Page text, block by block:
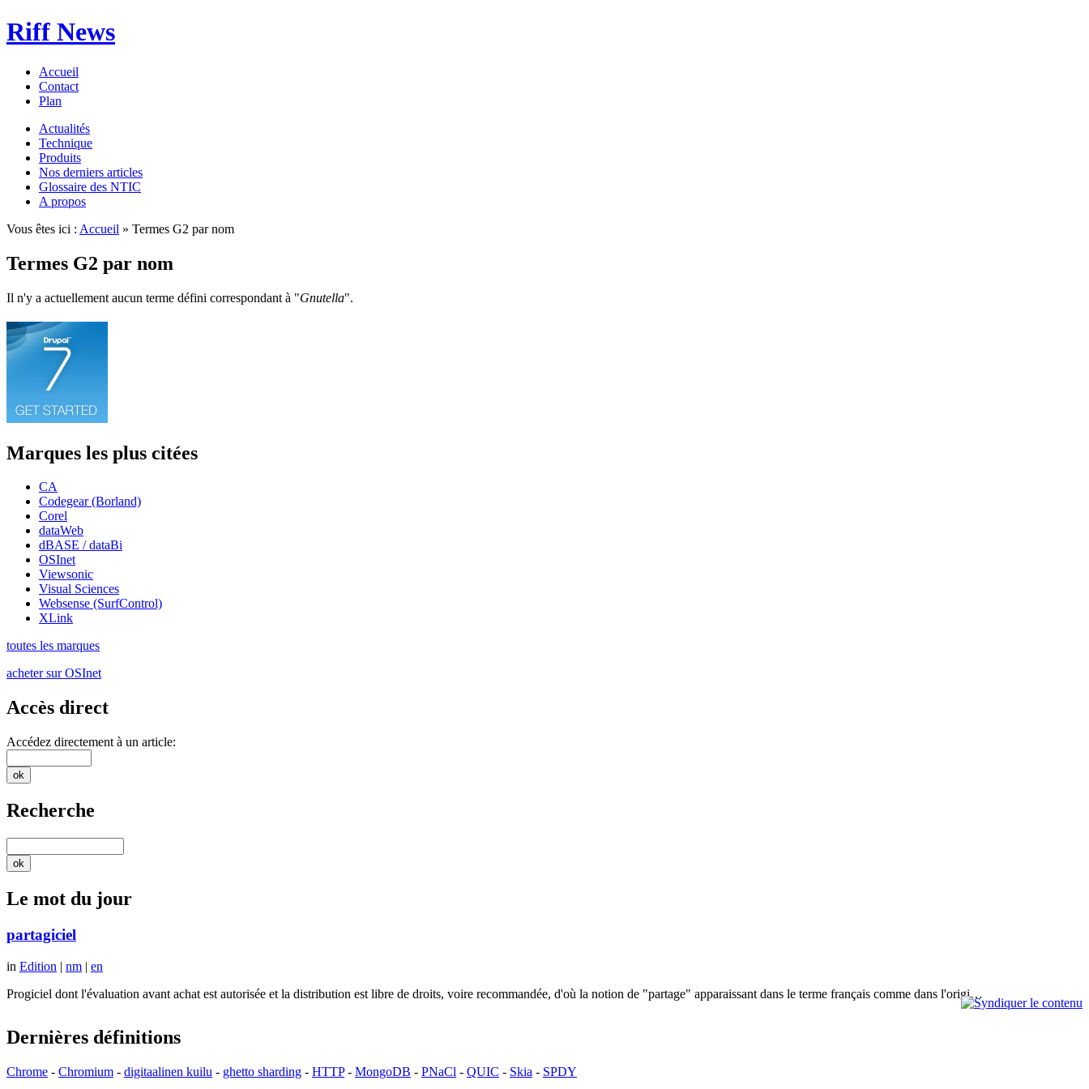
Riff News
Accueil
Contact
Plan
Actualités
Technique
Produits
Nos derniers articles
Glossaire des NTIC
A propos
Vous êtes ici : Accueil » Termes G2 par nom
Termes G2 par nom
Il n'y a actuellement aucun terme défini correspondant à "Gnutella".
Marques les plus citées
CA
Codegear (Borland)
Corel
dataWeb
dBASE / dataBi
OSInet
Viewsonic
Visual Sciences
Websense (SurfControl)
XLink
toutes les marques
acheter sur OSInet
Accès direct
Accédez directement à un article:
Recherche
Le mot du jour
partagiciel
in Edition | nm | en
Progiciel dont l'évaluation avant achat est autorisée et la distribution est libre de droits, voire recommandée, d'où la notion de "partage" apparaissant dans le terme français comme dans l'origi…
Dernières définitions
Chrome - Chromium - digitaalinen kuilu - ghetto sharding - HTTP- MongoDB - PNaCl - QUIC - Skia - SPDY